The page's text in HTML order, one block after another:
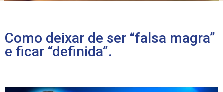
Como deixar de ser “falsa magra”
e ficar “definida”.